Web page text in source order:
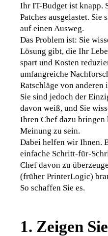
Ihr IT-Budget ist knapp.
Patches ausgelastet.
auf einen Ausweg.
Das Problem ist: Sie
Lösung gibt, die Ihr
spart und Kosten
umfangreiche
Ratschläge von
Sie sind jedoch der
davon weiß, und Sie
Ihren Chef dazu
Meinung zu sein.
Dabei helfen wir Ihnen.
einfache Schritt-für-
Chef davon zu
(früher PrinterLogic)
So schaffen Sie es.
1. Zeigen